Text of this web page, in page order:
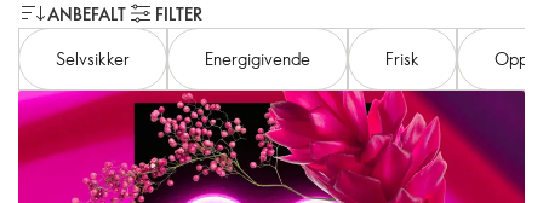
ANBEFALT
FILTER
Selvsikker
Energigivende Frisk